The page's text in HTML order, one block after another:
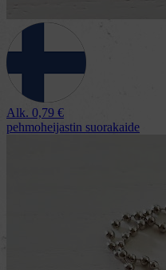
Alk. 0,79 €
pehmoheijastin suorakaide